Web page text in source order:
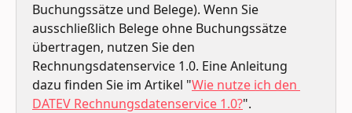
Buchungssätze und Belege). Wenn Sie
ausschließlich Belege ohne Buchungssätze
übertragen, nutzen Sie den
Rechnungsdatenservice 1.0. Eine Anleitung
dazu finden Sie im Artikel "Wie nutze ich den
DATEV Rechnungsdatenservice 1.0?".